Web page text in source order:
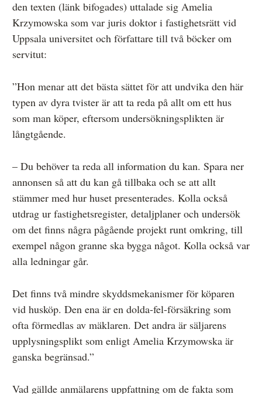
den texten (länk bifogades) uttalade sig Amelia
Krzymowska som var juris doktor i fastighetsrätt vid
Uppsala universitet och författare till två böcker om
servitut:
”Hon menar att det bästa sättet för att undvika den här
typen av dyra tvister är att ta reda på allt om ett hus
som man köper, eftersom undersökningsplikten är
långtgående.
– Du behöver ta reda all information du kan. Spara ner
annonsen så att du kan gå tillbaka och se att allt
stämmer med hur huset presenterades. Kolla också
utdrag ur fastighetsregister, detaljplaner och undersök
om det finns några pågående projekt runt omkring, till
exempel någon granne ska bygga något. Kolla också var
alla ledningar går.
Det finns två mindre skyddsmekanismer för köparen
vid husköp. Den ena är en dolda-fel-försäkring som
ofta förmedlas av mäklaren. Det andra är säljarens
upplysningsplikt som enligt Amelia Krzymowska är
ganska begränsad.”
Vad gällde anmälarens uppfattning om de fakta som